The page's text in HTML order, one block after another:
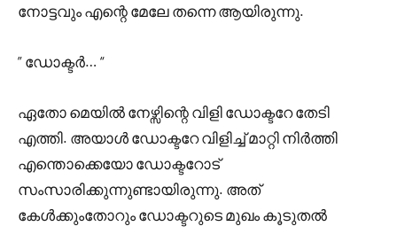
നോട്ടവും എന്റെ മേലേ തന്നെ ആയിരുന്നു.
” ഡോക്ടർ… “
ഏതോ മെയിൽ നേഴ്സിന്റെ വിളി ഡോക്ടറേ തേടി
എത്തി. അയാൾ ഡോക്ടറേ വിളിച്ച് മാറ്റി നിർത്തി
എന്തൊക്കെയോ ഡോക്ടറോട്
സംസാരിക്കുന്നുണ്ടായിരുന്നു. അത്
കേൾക്കുംതോറും ഡോക്ടറുടെ മുഖം കൂടുതൽ